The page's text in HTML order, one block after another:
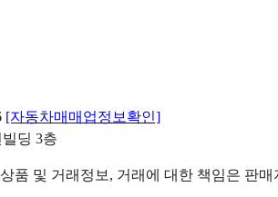
[자동차매매업정보확인]
딩 3층
품 및 거래정보, 거래에 대한 책임은 판매